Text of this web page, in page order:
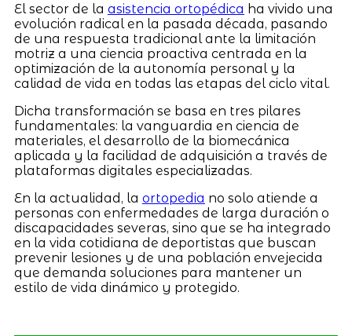
El sector de la asistencia ortopédica ha vivido una
evolución radical en la pasada década, pasando
de una respuesta tradicional ante la limitación
motriz a una ciencia proactiva centrada en la
optimización de la autonomía personal y la
calidad de vida en todas las etapas del ciclo vital.
Dicha transformación se basa en tres pilares
fundamentales: la vanguardia en ciencia de
materiales, el desarrollo de la biomecánica
aplicada y la facilidad de adquisición a través de
plataformas digitales especializadas.
En la actualidad, la ortopedia no solo atiende a
personas con enfermedades de larga duración o
discapacidades severas, sino que se ha integrado
en la vida cotidiana de deportistas que buscan
prevenir lesiones y de una población envejecida
que demanda soluciones para mantener un
estilo de vida dinámico y protegido.